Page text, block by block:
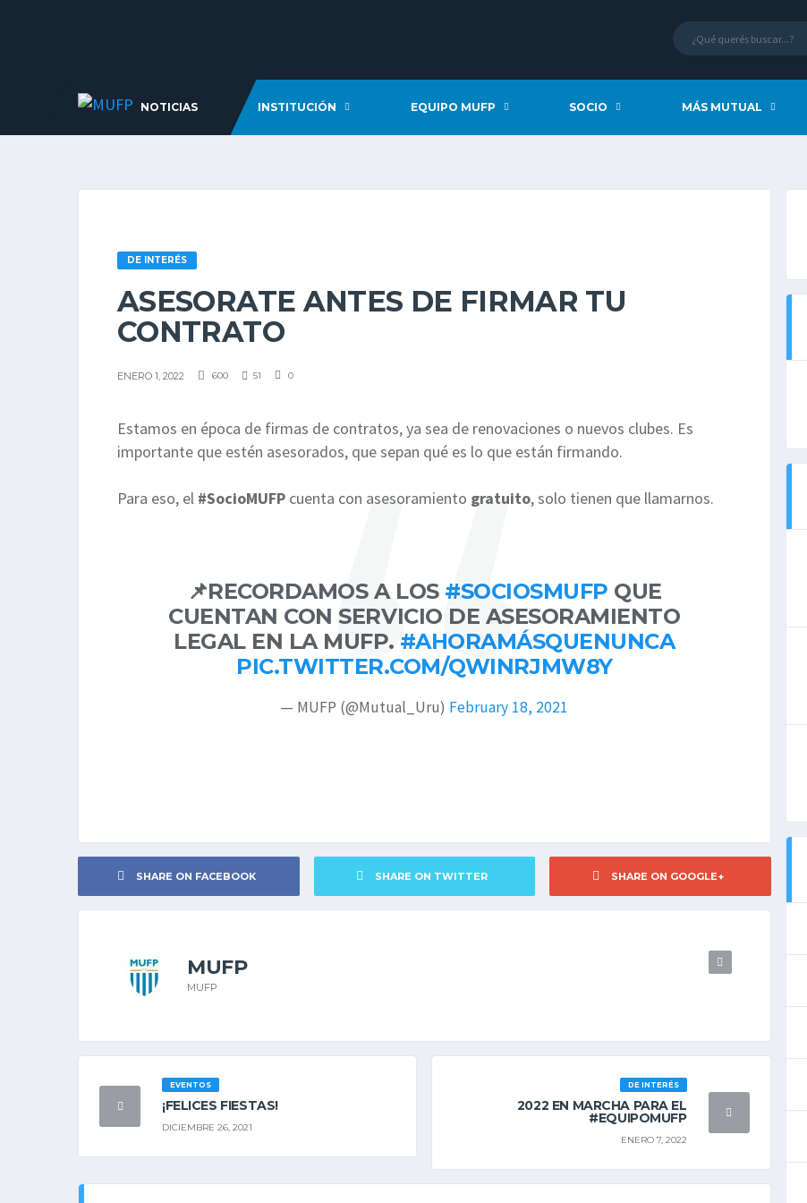
NOTICIAS INSTITUCIÓN EQUIPO MUFP SOCIO MÁS MUTUAL
DE INTERÉS
ASESORATE ANTES DE FIRMAR TU
CONTRATO
ENERO 1, 2022 600 51 0
Estamos en época de firmas de contratos, ya sea de renovaciones o nuevos clubes. Es
importante que estén asesorados, que sepan qué es lo que están firmando.
Para eso, el #SocioMUFP cuenta con asesoramiento gratuito, solo tienen que llamarnos.
📌RECORDAMOS A LOS #SOCIOSMUFP QUE
CUENTAN CON SERVICIO DE ASESORAMIENTO
LEGAL EN LA MUFP. #AHORAMÁSQUENUNCA
PIC.TWITTER.COM/QWINRJMW8Y
— MUFP (@Mutual_Uru) February 18, 2021
SHARE ON FACEBOOK SHARE ON TWITTER SHARE ON GOOGLE+
MUFP
MUFP
EVENTOS
¡FELICES FIESTAS!
DICIEMBRE 26, 2021
DE INTERÉS
2022 EN MARCHA PARA EL
#EQUIPOMUFP
ENERO 7, 2022